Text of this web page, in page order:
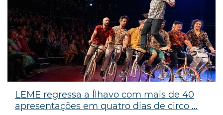
LEME regressa a Ílhavo com mais de 40
apresentações em quatro dias de circo ...